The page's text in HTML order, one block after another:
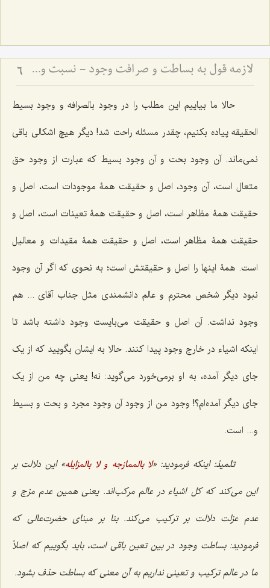
لازمه قول به بساطت و صرافت وجود - نسبت وجود بسیط با تعینات و عالم کثرت 6
حالا ما بیاییم این مطلب را در وجود بالصرافه و وجود بسیط
الحقیقه پیاده بکنیم، چقدر مسئله راحت شد! دیگر هیچ اشکالى باقى
نمى‌ماند. آن وجود بحت و آن وجود بسیط که عبارت از وجود حق
متعال است، آن وجود، اصل و حقیقت همۀ موجودات است، اصل و
حقیقت همۀ مظاهر است، اصل و حقیقت همۀ تعینات است، اصل و
حقیقت همۀ مظاهر است، اصل و حقیقت همۀ مقیدات و معالیل
است. همۀ اینها را اصل و حقیقتش است؛ به‌ نحوی که اگر آن وجود
نبود دیگر شخص محترم و عالم دانشمندى مثل جناب آقاى ... هم
وجود نداشت. آن اصل و حقیقت مى‌بایست وجود داشته باشد تا
اینکه اشیاء در خارج وجود پیدا کنند. حالا به ایشان بگویید که از یک
جای دیگر آمده، به او برمى‌خورد می‌گوید: نه! یعنی چه من از یک
جاى دیگر آمده‌ام؟! وجود من از وجود آن وجود مجرد و بحت و بسیط
و... است.
تلمیذ:اینکه فرمودید: «لا بالممازجه و لا بالمزایله» این دلالت بر
این می‌کند که کل اشیاء در عالم مرکب‌اند. یعنى همین عدم مزج و
عدم عزلت دلالت بر ترکیب مى‌کند. بنا بر مبنای حضرت‌عالى که
فرمودید: بساطت وجود در بین تعین باقى است، باید بگوییم که اصلاً
ما در عالم ترکیب و تعینى نداریم به آن معنى که بساطت حذف بشود.